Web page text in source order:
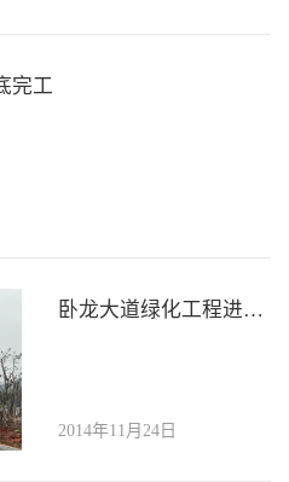
完工
卧龙大道绿化工程进展有序
2014年11月24日